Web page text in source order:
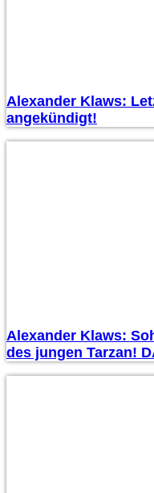
Alexander Klaws:
angekündigt!
Alexander Klaws:
des jungen Tarzan!